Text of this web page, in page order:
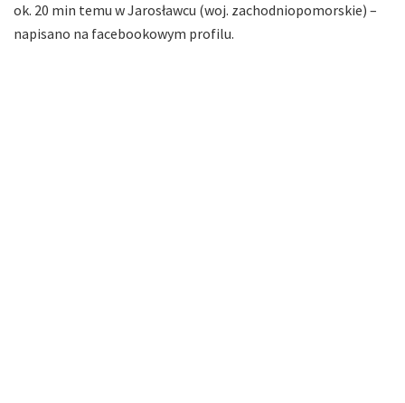
ok. 20 min temu w Jarosławcu (woj. zachodniopomorskie) –
napisano na facebookowym profilu.